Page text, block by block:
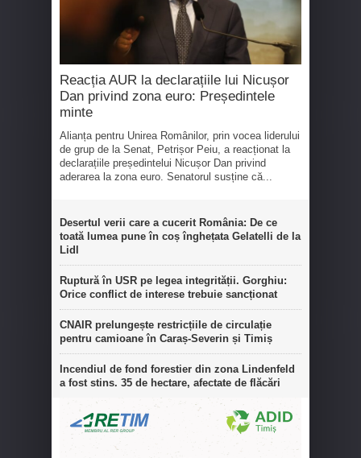
Reacția AUR la declarațiile lui Nicușor
Dan privind zona euro: Președintele
minte
Alianța pentru Unirea Românilor, prin vocea liderului
de grup de la Senat, Petrișor Peiu, a reacționat la
declarațiile președintelui Nicușor Dan privind
aderarea la zona euro. Senatorul susține că...
Desertul verii care a cucerit România: De ce
toată lumea pune în coș înghețata Gelatelli de la
Lidl
Ruptură în USR pe legea integrității. Gorghiu:
Orice conflict de interese trebuie sancționat
CNAIR prelungește restricțiile de circulație
pentru camioane în Caraș-Severin și Timiș
Incendiul de fond forestier din zona Lindenfeld
a fost stins. 35 de hectare, afectate de flăcări